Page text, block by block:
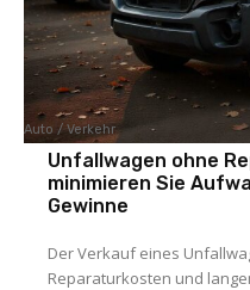
Auto / Verkehr
Unfallwagen ohne
minimieren Sie
Gewinne
Der Verkauf eines
Reparaturkosten und